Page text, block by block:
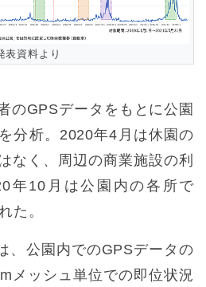
表資料より
のGPSデータをもとに公園
分析。2020年4月は休園の
なく、周辺の商業施設の利
年10月は公園内の各所で
た。
、公園内でのGPSデータの
メッシュ単位での即位状況